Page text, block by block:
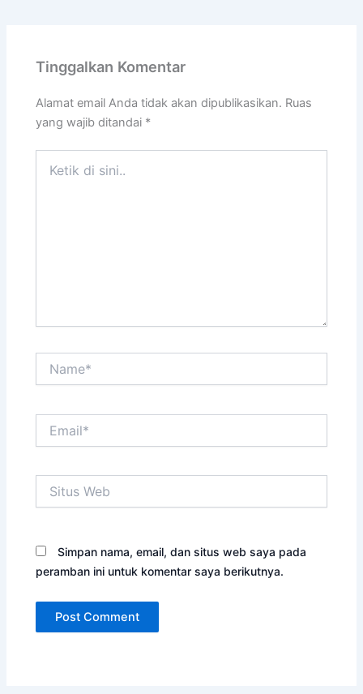
Tinggalkan Komentar
Alamat email Anda tidak akan dipublikasikan. Ruas
yang wajib ditandai *
Web
Simpan nama, email, dan situs web saya pada
peramban ini untuk komentar saya berikutnya.